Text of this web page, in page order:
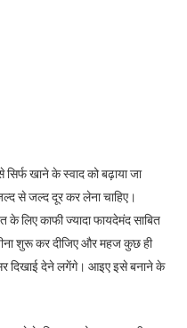
खाने के स्वाद को बढ़ाया जा
से जल्द दूर कर लेना चाहिए।
लिए काफी ज्यादा फायदेमंद साबित
शुरू कर दीजिए और महज कुछ ही
दिखाई देने लगेंगे। आइए इसे बनाने के